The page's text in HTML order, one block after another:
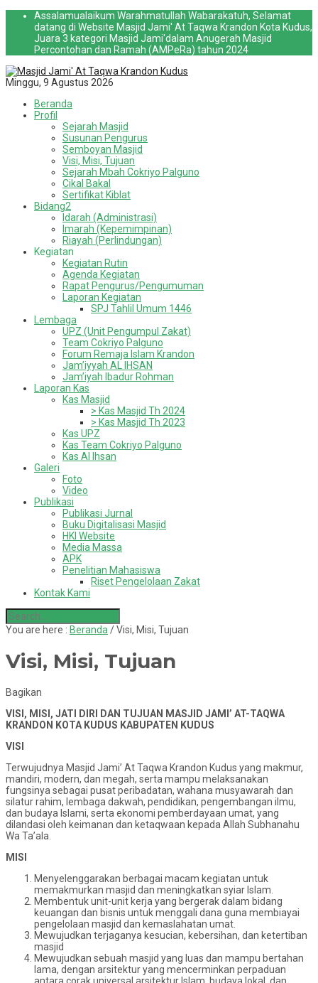
Assalamualaikum Warahmatullah Wabarakatuh, Selamat
datang di Website Masjid Jami' At Taqwa Krandon Kota Kudus,
Juara 3 kategori Masjid Jami'dalam Anugerah Masjid
Percontohan dan Ramah (AMPeRa) tahun 2024
Minggu, 9 Agustus 2026
Beranda
Profil
Sejarah Masjid
Susunan Pengurus
Semboyan Masjid
Visi, Misi, Tujuan
Sejarah Mbah Cokriyo Palguno
Cikal Bakal
Sertifikat Kiblat
Bidang2
Idarah (Administrasi)
Imarah (Kepemimpinan)
Riayah (Perlindungan)
Kegiatan
Kegiatan Rutin
Agenda Kegiatan
Rapat Pengurus/Pengumuman
Laporan Kegiatan
SPJ Tahlil Umum 1446
Lembaga
UPZ (Unit Pengumpul Zakat)
Team Cokriyo Palguno
Forum Remaja Islam Krandon
Jam’iyyah AL IHSAN
Jam’iyah Ibadur Rohman
Laporan Kas
Kas Masjid
> Kas Masjid Th 2024
> Kas Masjid Th 2023
Kas UPZ
Kas Team Cokriyo Palguno
Kas Al Ihsan
Galeri
Foto
Video
Publikasi
Publikasi Jurnal
Buku Digitalisasi Masjid
HKI Website
Media Massa
APK
Penelitian Mahasiswa
Riset Pengelolaan Zakat
Kontak Kami
You are here : Beranda /Visi, Misi, Tujuan
Visi, Misi, Tujuan
Bagikan
VISI, MISI, JATI DIRI DAN TUJUAN MASJID JAMI’ AT-TAQWA
KRANDON KOTA KUDUS KABUPATEN KUDUS
VISI
Terwujudnya Masjid Jami’ At Taqwa Krandon Kudus yang makmur,
mandiri, modern, dan megah, serta mampu melaksanakan
fungsinya sebagai pusat peribadatan, wahana musyawarah dan
silatur rahim, lembaga dakwah, pendidikan, pengembangan ilmu,
dan budaya Islami, serta ekonomi pemberdayaan umat, yang
dilandasi oleh keimanan dan ketaqwaan kepada Allah Subhanahu
Wa Ta’ala.
MISI
Menyelenggarakan berbagai macam kegiatan untuk
memakmurkan masjid dan meningkatkan syiar Islam.
Membentuk unit-unit kerja yang bergerak dalam bidang
keuangan dan bisnis untuk menggali dana guna membiayai
pengelolaan masjid dan kemaslahatan umat.
Mewujudkan terjaganya kesucian, kebersihan, dan ketertiban
masjid
Mewujudkan sebuah masjid yang luas dan mampu bertahan
lama, dengan arsitektur yang mencerminkan perpaduan
antara corak universal arsitektur Islam, budaya lokal, dan